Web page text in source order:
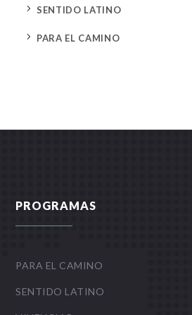
5 SENTIDO LATINO
5 PARA EL CAMINO
PROGRAMAS
PARA EL CAMINO
SENTIDO LATINO